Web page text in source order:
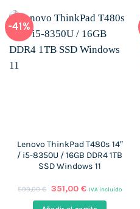
-41%
Lenovo ThinkPad T480s 14″
/ i5-8350U / 16GB DDR4 1TB
SSD Windows 11
599,00€ El
original
351,00 €El
actual
IVA incluido